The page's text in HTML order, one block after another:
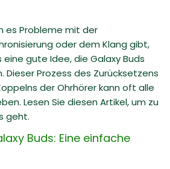
es Probleme mit der
oder dem Klang gibt,
eine gute Idee, die Galaxy Buds
Dieser Prozess des Zurücksetzens
der Ohrhörer kann oft alle
Lesen Sie diesen Artikel, um zu
geht.
Buds: Eine einfache